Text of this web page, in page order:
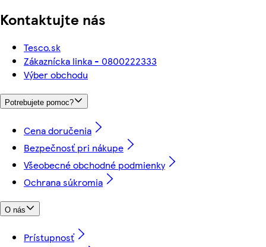
Kontaktujte nás
Tesco.sk
Zákaznícka linka - 0800222333
Výber obchodu
Potrebujete pomoc?
Cena doručenia
Bezpečnosť pri nákupe
Všeobecné obchodné podmienky
Ochrana súkromia
O nás
Prístupnosť